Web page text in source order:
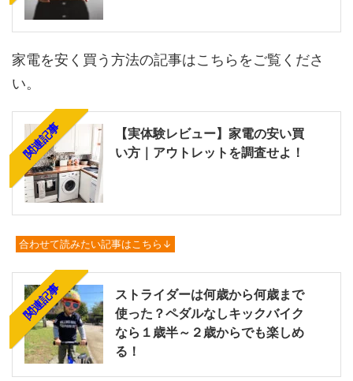
家電を安く買う方法の記事はこちらをご覧くださ
い。
関連記事
【実体験レビュー】家電の安い買
い方｜アウトレットを調査せよ！
合わせて読みたい記事はこちら↓
関連記事
ストライダーは何歳から何歳まで
使った？ペダルなしキックバイク
なら１歳半～２歳からでも楽しめ
る！